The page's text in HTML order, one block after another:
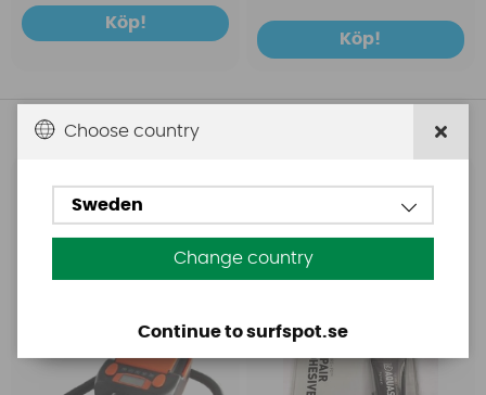
Köp!
Köp!
Andra köpte även
SUP Pump
Choose country
Sweden
Change country
Continue to surfspot.se